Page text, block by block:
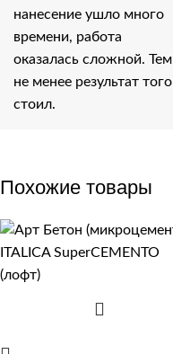
нанесение ушло много
времени, работа
оказалась сложной. Тем
не менее результат того
стоил.
Похожие товары